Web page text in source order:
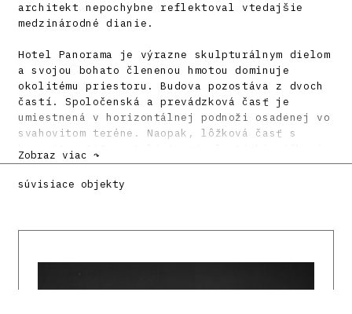
architekt nepochybne reflektoval vtedajšie
medzinárodné dianie.
Hotel Panorama je výrazne skulpturálnym dielom
a svojou bohato členenou hmotou dominuje
okolitému priestoru. Budova pozostáva z dvoch
častí. Spoločenská a prevádzková časť je
umiestnená v horizontálnej podnoži osadenej vo
svahovitom teréne. Naopak, lôžková časť s
kapacitou 160 postelí tvorí plastický výškový
element. Koncepcia 12 nepravidelne
vykonzolovaných pyramídovo usporiadaných
metabolistov zo 60. rokov vytvára v krajine
obklad v kombinácií so špeciálnou striekanou
Zobraz viac ↷
súvisiace objekty